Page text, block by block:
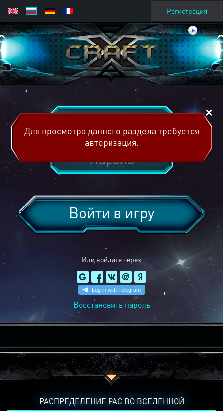
Регистрация
Или войдите через
Войти в игру
Восстановить пароль
Для просмотра данного раздела требуется
авторизация.
РАСПРЕДЕЛЕНИЕ РАС ВО ВСЕЛЕННОЙ